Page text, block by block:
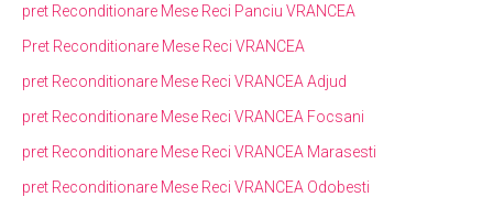
pret Reconditionare Mese Reci Panciu VRANCEA
Pret Reconditionare Mese Reci VRANCEA
pret Reconditionare Mese Reci VRANCEA Adjud
pret Reconditionare Mese Reci VRANCEA Focsani
pret Reconditionare Mese Reci VRANCEA Marasesti
pret Reconditionare Mese Reci VRANCEA Odobesti